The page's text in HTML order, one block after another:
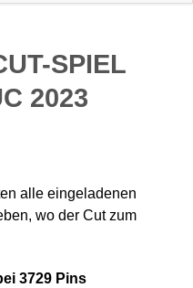
SPIEL
2023
alle eingeladenen
wo der Cut zum
3729Pins